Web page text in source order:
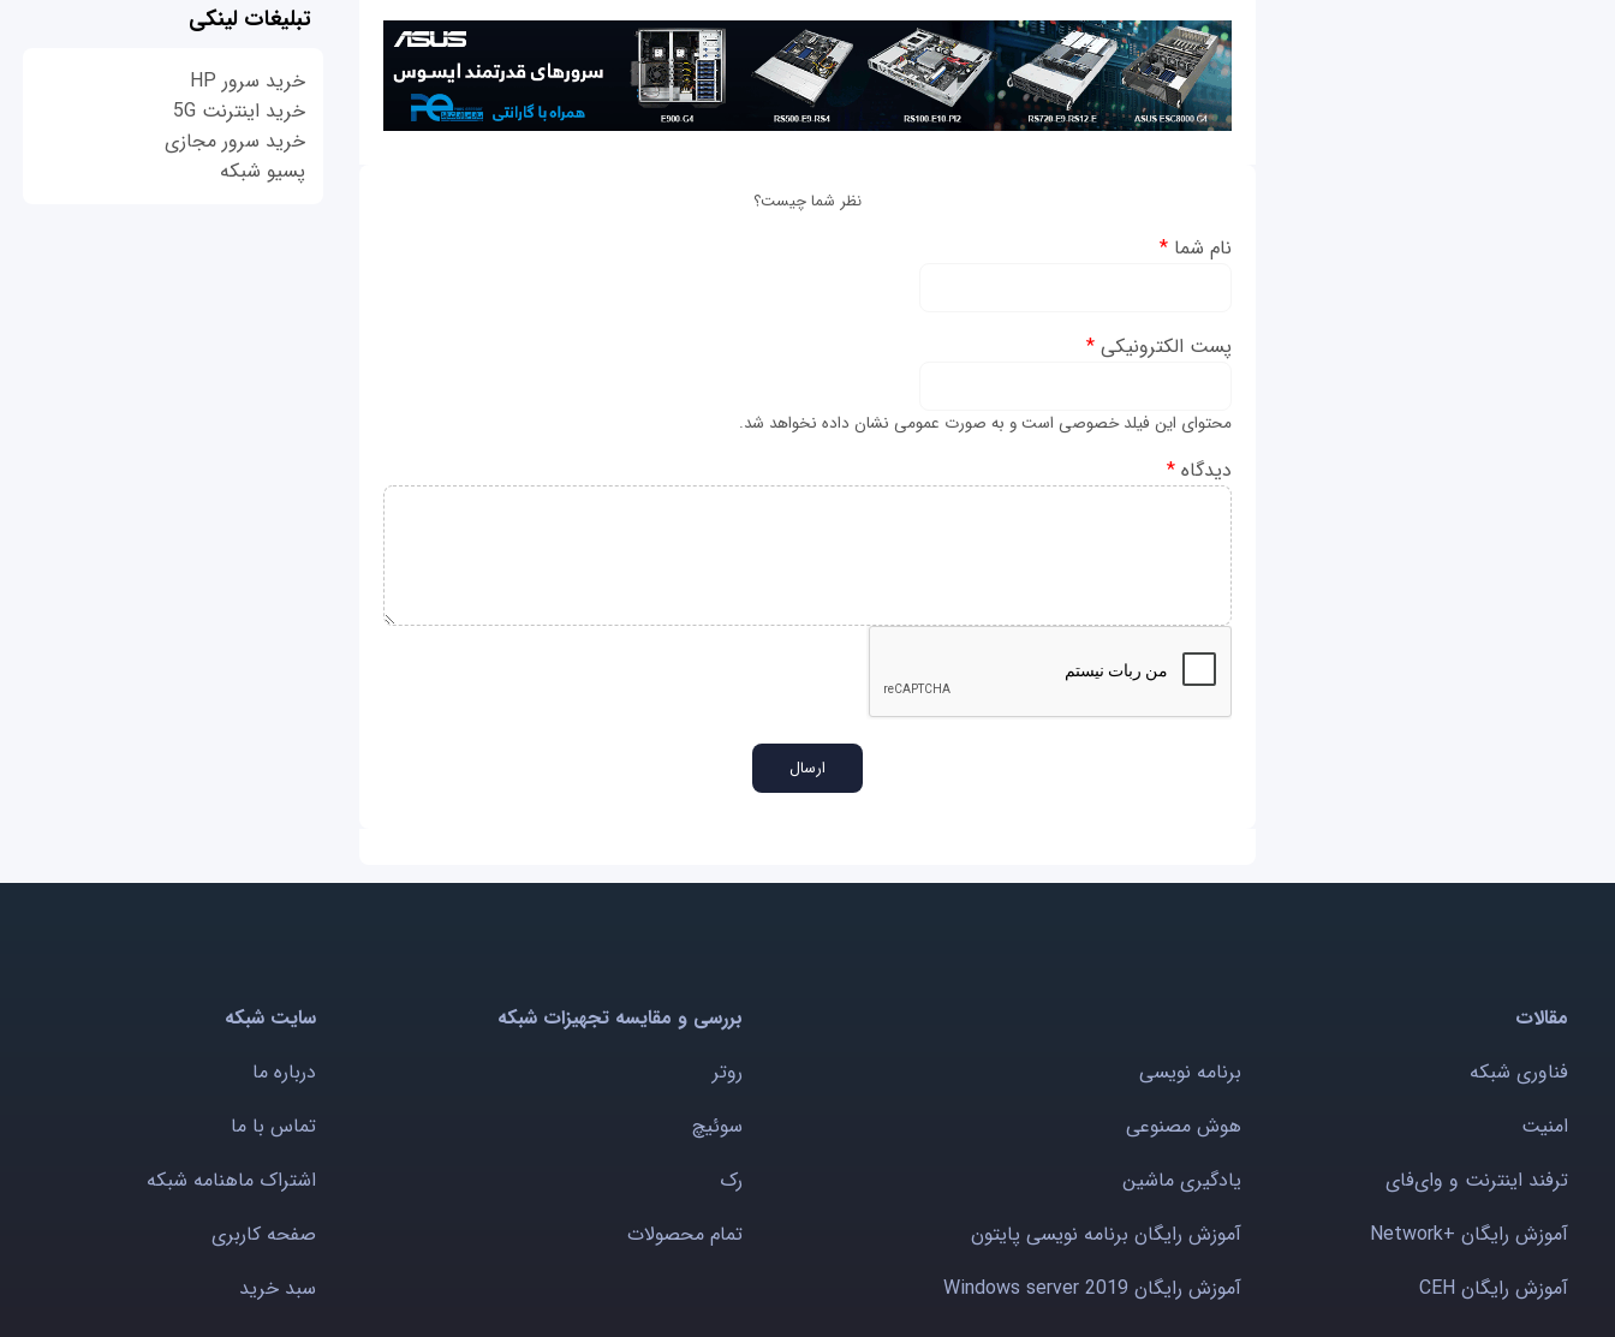
نظر شما چیست؟
نام شما *
پست الکترونیکی *
محتوای این فیلد خصوصی است و به صورت عمومی نشان داده نخواهد شد.
دیدگاه *
تبلیغات لینکی
خرید سرور HP
خرید اینترنت 5G
خرید سرور مجازی
پسیو شبکه
مقالات
فناوری شبکه
برنامه نویسی
امنیت
هوش مصنوعی
ترفند اینترنت و وای‌فای
یادگیری ماشین
آموزش رایگان +Network
آموزش رایگان برنامه نویسی پایتون
آموزش رایگان CEH
آموزش رایگان Windows server 2019
بررسی و مقایسه تجهیزات شبکه
روتر
سوئیچ
رک
تمام محصولات
سایت شبکه
درباره ما
تماس با ما
اشتراک ماهنامه شبکه
صفحه کاربری
سبد خرید